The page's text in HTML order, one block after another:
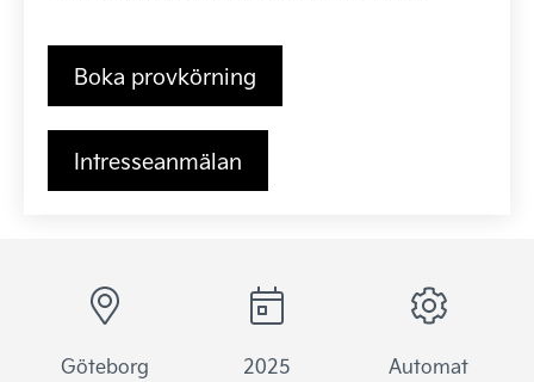
Boka provkörning
Intresseanmälan
Göteborg 2025 Automat